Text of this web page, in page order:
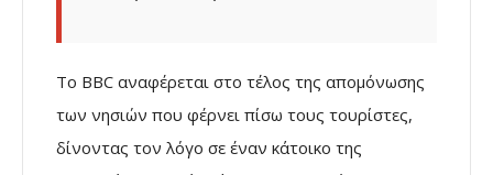
Το BBC αναφέρεται στο τέλος της απομόνωσης
των νησιών που φέρνει πίσω τους τουρίστες,
δίνοντας τον λόγο σε έναν κάτοικο της